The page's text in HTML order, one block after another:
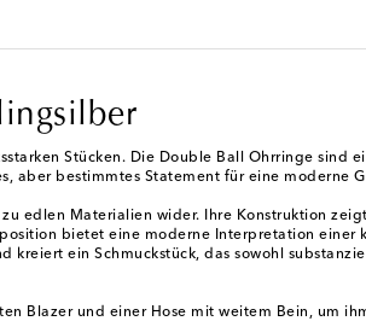
Stücken. Die Double Ball Ohrringe sind
aber bestimmtes Statement für eine moderne
edlen Materialien wider. Ihre Konstruktion
bietet eine moderne Interpretation einer
ein Schmuckstück, das sowohl
Blazer und einer Hose mit weitem Bein, um